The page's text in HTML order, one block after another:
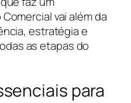
vai além da
estratégia e
as etapas do
para